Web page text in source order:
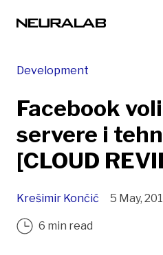
Development
Facebook
servere i
[CLOUD
Krešimir Končić 5 May,
6 min read